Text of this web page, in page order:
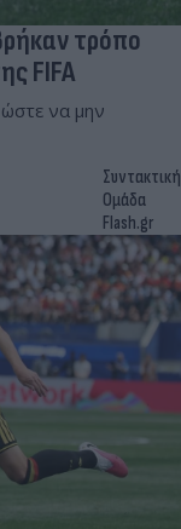
τρόπο
FIFA
ώστε να μην
Συντακτική
Ομάδα
Flash.gr